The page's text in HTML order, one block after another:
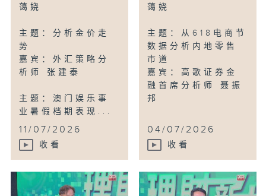
蔼娆
主题：分析金价走
势
嘉宾：外汇策略分
析师 张建泰
主题：澳门娱乐事
业暑假档期表现...
11/07/2026
收看
蔼娆
主题：从618电商节
数据分析内地零售
市道
嘉宾：高歌证券金
融首席分析师 聂振
邦
04/07/2026
收看